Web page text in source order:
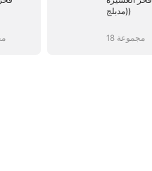
(مدبلج)
18 مجموعة